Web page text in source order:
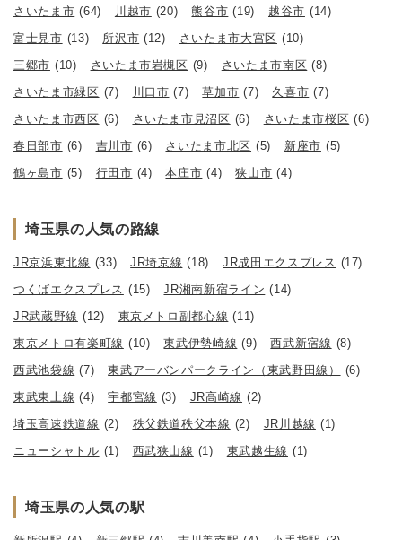
さいたま市 (64) 川越市 (20) 熊谷市 (19) 越谷市 (14)
富士見市 (13) 所沢市 (12) さいたま市大宮区 (10)
三郷市 (10) さいたま市岩槻区 (9) さいたま市南区 (8)
さいたま市緑区 (7) 川口市 (7) 草加市 (7) 久喜市 (7)
さいたま市西区 (6) さいたま市見沼区 (6) さいたま市桜区 (6)
春日部市 (6) 吉川市 (6) さいたま市北区 (5) 新座市 (5)
鶴ヶ島市 (5) 行田市 (4) 本庄市 (4) 狭山市 (4)
埼玉県の人気の路線
JR京浜東北線 (33) JR埼京線 (18) JR成田エクスプレス (17)
つくばエクスプレス (15) JR湘南新宿ライン (14)
JR武蔵野線 (12) 東京メトロ副都心線 (11)
東京メトロ有楽町線 (10) 東武伊勢崎線 (9) 西武新宿線 (8)
西武池袋線 (7) 東武アーバンパークライン（東武野田線）
(6)
東武東上線 (4) 宇都宮線 (3) JR高崎線 (2)
埼玉高速鉄道線 (2) 秩父鉄道秩父本線 (2) JR川越線 (1)
ニューシャトル (1) 西武狭山線 (1) 東武越生線 (1)
埼玉県の人気の駅